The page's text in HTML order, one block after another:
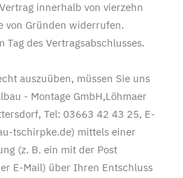
innerhalb von vierzehn
von Gründen widerrufen.
Tag des Vertragsabschlusses.
auszuüben, müssen Sie uns
- Montage GmbH,Löhmaer
Tel: 03663 42 43 25, E-
tschirpke.de) mittels einer
(z. B. ein mit der Post
E-Mail) über Ihren Entschluss